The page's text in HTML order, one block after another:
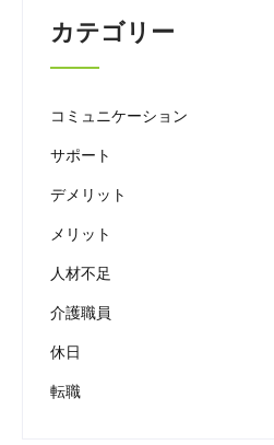
カテゴリー
コミュニケーション
サポート
デメリット
メリット
人材不足
介護職員
休日
転職